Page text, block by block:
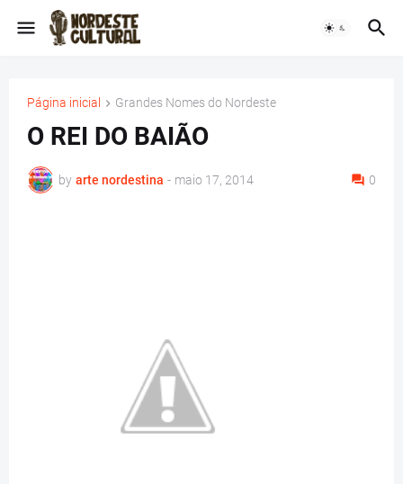
Página inicial Grandes Nomes do Nordeste
O REI DO BAIÃO
by arte nordestina - maio 17, 2014 0